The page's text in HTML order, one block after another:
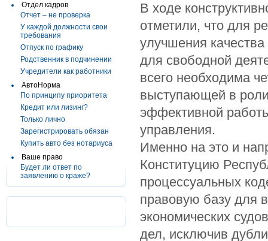
Отдел кадров
Отчет – не проверка
У каждой должности свои
требования
Отпуск по графику
Родственник в подчинении
Учредители как работники
АвтоНорма
По принципу приоритета
Кредит или лизинг?
Только лично
Зарегистрировать обязан
Купить авто без нотариуса
Ваше право
Будет ли ответ по
заявлению о краже?
В ходе
отметили, что для
улучшения
для свободной
всего необходима
выступающей в
эффективной
управления.
Именно на это и
Конституцию
процессуальных
правовую базу для
экономических
дел, исключив